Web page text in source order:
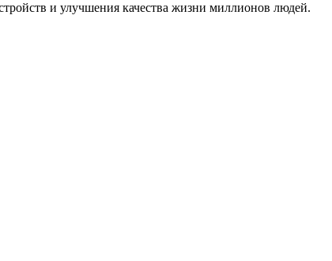
и улучшения качества жизни миллионов людей.